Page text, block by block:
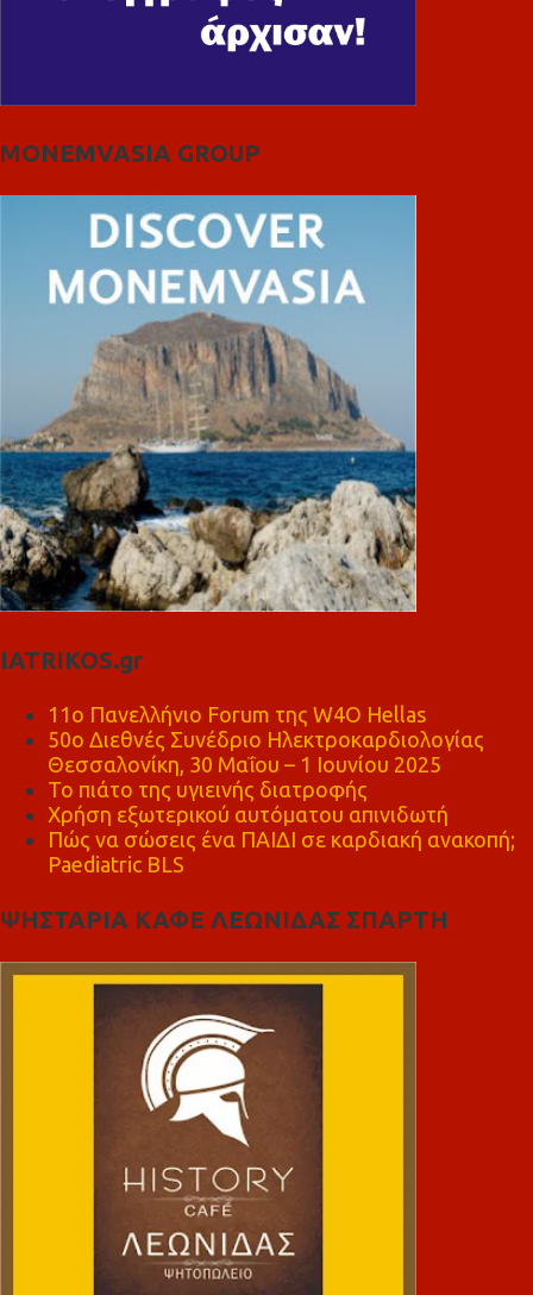
MONEMVASIA GROUP
IATRIKOS.gr
11ο Πανελλήνιο Forum της W4O Hellas
50ο Διεθνές Συνέδριο Ηλεκτροκαρδιολογίας
Θεσσαλονίκη, 30 Μαΐου – 1 Ιουνίου 2025
Το πιάτο της υγιεινής διατροφής
Χρήση εξωτερικού αυτόματου απινιδωτή
Πώς να σώσεις ένα ΠΑΙΔΙ σε καρδιακή ανακοπή;
Paediatric BLS
ΨΗΣΤΑΡΙΑ ΚΑΦΕ ΛΕΩΝΙΔΑΣ ΣΠΑΡΤΗ